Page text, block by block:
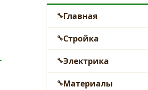
Главная
Стройка
Электрика
Материалы